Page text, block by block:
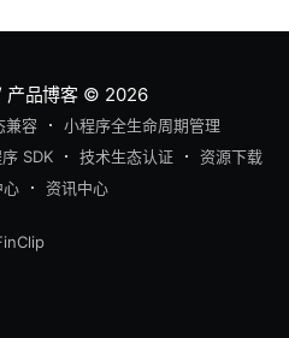
内部工具以及第三方服务，
不同负责人，上线时间不
人群也不同。客户端发版通
整的不只是
来，以小程序承载，再通过
品博客© 2026
兼容
小程序全生命周期管理
SDK 技术生态认证
资源下载
心
资讯中心